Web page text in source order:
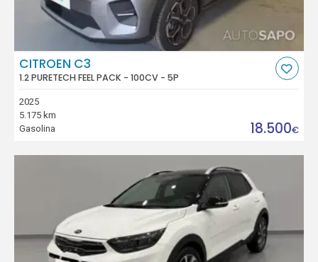
CITROEN C3
1.2 PURETECH FEEL PACK - 100CV - 5P
2025
5.175 km
Gasolina
18.500€